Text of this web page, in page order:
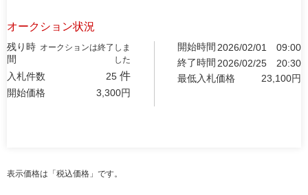
オークション状況
残り時
間
オークションは終了しま
した
入札件数 25 件
開始価格 3,300円
開始時間 2026/02/01
09:00
終了時間 2026/02/25
20:30
最低入札価格
23,100円
表示価格は「税込価格」です。